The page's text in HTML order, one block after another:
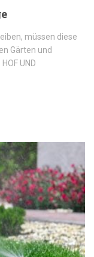
müssen diese
Gärten und
UND